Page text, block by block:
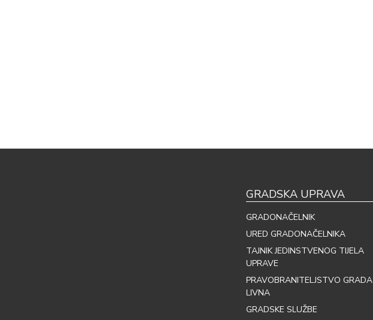
GRADSKA UPRAVA
GRADONAČELNIK
URED GRADONAČELNIKA
TAJNIK JEDINSTVENOG TIJELA
UPRAVE
PRAVOBRANITELJSTVO GRADA
LIVNA
GRADSKE SLUŽBE